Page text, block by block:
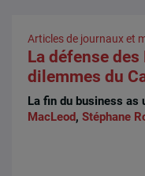
Articles de journaux et
La défense
dilemmes du
La fin du business
MacLeod,Stéphane